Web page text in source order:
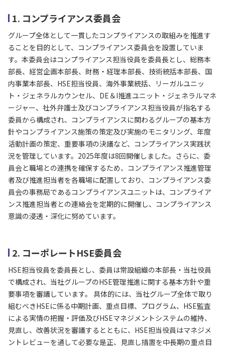
1. コンプライアンス委員会
グループ全体として一貫したコンプライアンスの取組みを推進す
ることを目的として、コンプライアンス委員会を設置していま
す。本委員会はコンプライアンス担当役員を委員長とし、総務本
部長、経営企画本部長、財務・経理本部長、技術統括本部長、国
内事業本部長、HSE担当役員、海外事業統括、リーガルユニッ
ト・ジェネラルカウンセル、DE＆I推進ユニット・ジェネラルマネ
ージャー、社外弁護士及びコンプライアンス担当役員が指名する
委員から構成され、コンプライアンスに関わるグループの基本方
針やコンプライアンス施策の策定及び実施のモニタリング、年度
活動計画の策定、重要事項の決議など、コンプライアンス実践状
況を管理しています。2025年度は8回開催しました。さらに、委
員会と職場との連携を確保するため、コンプライアンス推進管理
者及び推進担当者を各職場に配置しており、コンプライアンス委
員会の事務局であるコンプライアンスユニットは、コンプライア
ンス推進担当者との連絡会を定期的に開催し、コンプライアンス
意識の浸透・深化に努めています。
2. コーポレートHSE委員会
HSE担当役員を委員長とし、委員は常設組織の本部長・当社役員
で構成され、当社グループのHSE管理推進に関する基本方針や重
要事項を審議しています。 具体的には、当社グループ全体で取り
組むべきHSEに係る中期計画、重点目標、プログラム、HSE監査
による実情の把握・評価及びHSEマネジメントシステムの維持、
見直し、改善状況を審議するとともに、HSE担当役員はマネジメ
ントレビューを通して必要な是正、見直し措置を中長期の重点目